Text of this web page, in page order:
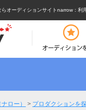
オーディションサイトnarrow ：利
ロー） > プロダクションを